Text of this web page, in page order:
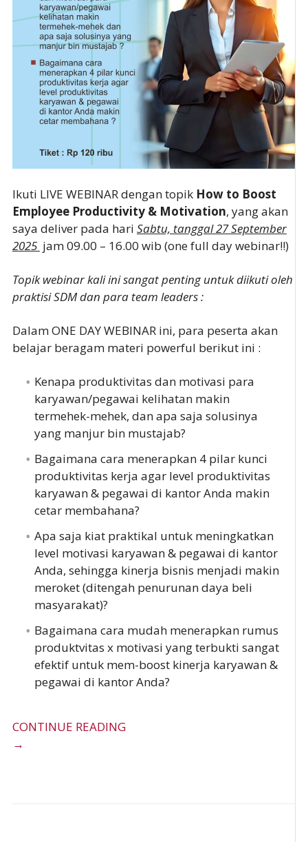
Ikuti LIVE WEBINAR dengan topik How to Boost
Employee Productivity & Motivation, yang akan
saya deliver pada hari Sabtu, tanggal 27 September
2025 jam 09.00 – 16.00 wib (one full day webinar!!)
Topik webinar kali ini sangat penting untuk diikuti oleh
praktisi SDM dan para team leaders :
Dalam ONE DAY WEBINAR ini, para peserta akan
belajar beragam materi powerful berikut ini :
Kenapa produktivitas dan motivasi para
karyawan/pegawai kelihatan makin
termehek-mehek, dan apa saja solusinya
yang manjur bin mustajab?
Bagaimana cara menerapkan 4 pilar kunci
produktivitas kerja agar level produktivitas
karyawan & pegawai di kantor Anda makin
cetar membahana?
Apa saja kiat praktikal untuk meningkatkan
level motivasi karyawan & pegawai di kantor
Anda, sehingga kinerja bisnis menjadi makin
meroket (ditengah penurunan daya beli
masyarakat)?
Bagaimana cara mudah menerapkan rumus
produktvitas x motivasi yang terbukti sangat
efektif untuk mem-boost kinerja karyawan &
pegawai di kantor Anda?
CONTINUE READING
→